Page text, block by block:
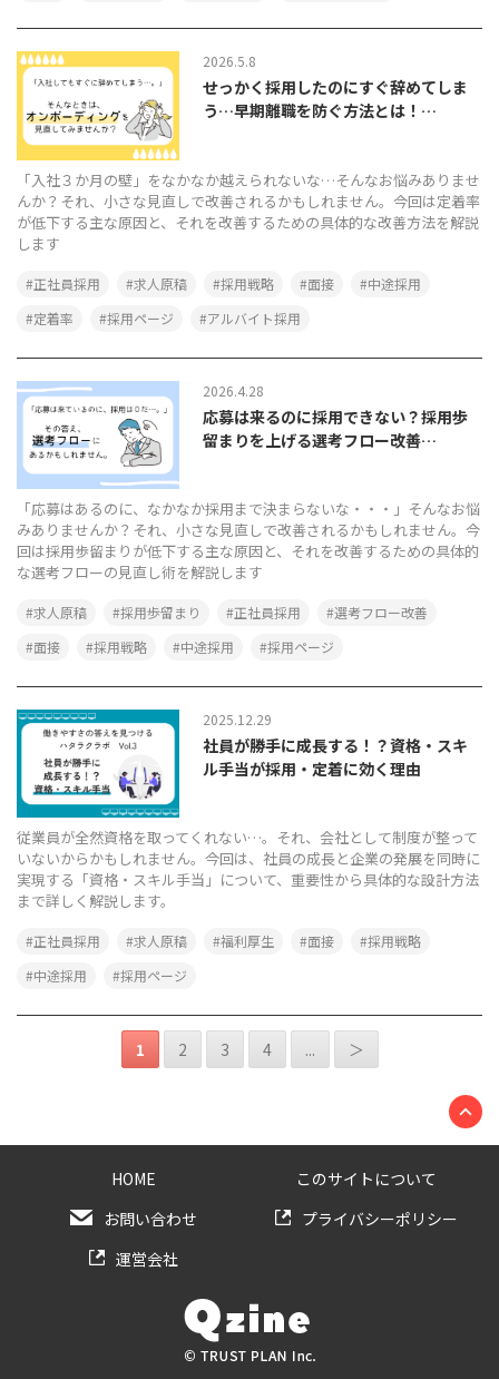
2026.5.8
せっかく採用したのにすぐ辞めてしま
う…早期離職を防ぐ方法とは！…
「入社３か月の壁」をなかなか越えられないな…そんなお悩みありませ
んか？それ、小さな見直しで改善されるかもしれません。今回は定着率
が低下する主な原因と、それを改善するための具体的な改善方法を解説
します
正社員採用 求人原稿 採用戦略 面接
中途採用
定着率
採用ページ アルバイト採用
2026.4.28
応募は来るのに採用できない？採用歩
留まりを上げる選考フロー改善…
「応募はあるのに、なかなか採用まで決まらないな・・・」そんなお悩
みありませんか？それ、小さな見直しで改善されるかもしれません。今
回は採用歩留まりが低下する主な原因と、それを改善するための具体的
な選考フローの見直し術を解説します
求人原稿 採用歩留まり 正社員採用
選考フロー改善
面接
採用戦略 中途採用 採用ページ
2025.12.29
社員が勝手に成長する！？資格・スキ
ル手当が採用・定着に効く理由
従業員が全然資格を取ってくれない…。それ、会社として制度が整って
いないからかもしれません。今回は、社員の成長と企業の発展を同時に
実現する「資格・スキル手当」について、重要性から具体的な設計方法
まで詳しく解説します。
正社員採用 求人原稿 福利厚生 面接
採用戦略
中途採用
採用ページ
1 2 3 4 ... ＞
HOME
このサイトについて
お問い合わせ
プライバシーポリシー
運営会社